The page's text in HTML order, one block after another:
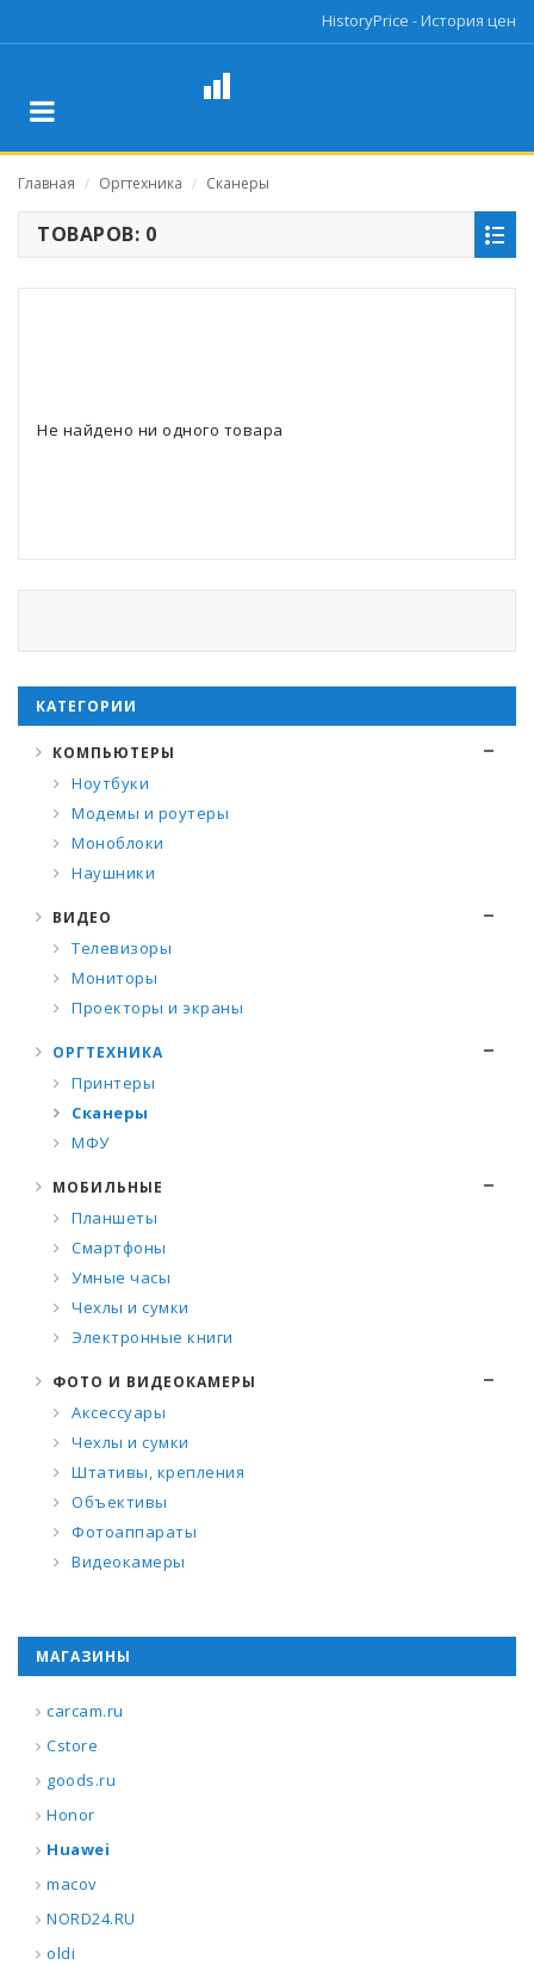
HistoryPrice - История цен
Главная / Оргтехника / Сканеры
ТОВАРОВ: 0
Не найдено ни одного товара
КАТЕГОРИИ
КОМПЬЮТЕРЫ
Ноутбуки
Модемы и роутеры
Моноблоки
Наушники
ВИДЕО
Телевизоры
Мониторы
Проекторы и экраны
ОРГТЕХНИКА
Принтеры
Сканеры
МФУ
МОБИЛЬНЫЕ
Планшеты
Смартфоны
Умные часы
Чехлы и сумки
Электронные книги
ФОТО И ВИДЕОКАМЕРЫ
Аксессуары
Чехлы и сумки
Штативы, крепления
Объективы
Фотоаппараты
Видеокамеры
МАГАЗИНЫ
carcam.ru
Cstore
goods.ru
Honor
Huawei
macov
NORD24.RU
oldi